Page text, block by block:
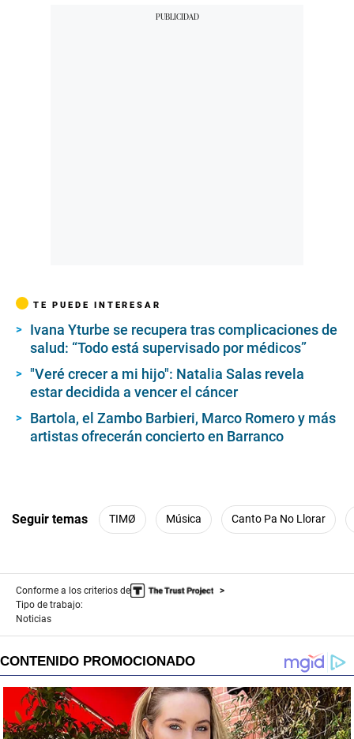
TE PUEDE INTERESAR
Ivana Yturbe se recupera tras complicaciones de
salud: “Todo está supervisado por médicos”
"Veré crecer a mi hijo": Natalia Salas revela
estar decidida a vencer el cáncer
Bartola, el Zambo Barbieri, Marco Romero y más
artistas ofrecerán concierto en Barranco
Seguir temas TIMØ Música Canto Pa No Llorar
Conforme a los criterios de
Tipo de trabajo:
Noticias